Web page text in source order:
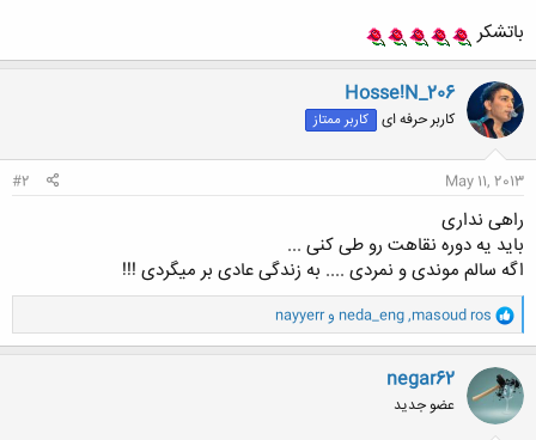
باتشکر
Hosse!N_206
کاربر حرفه ای کاربر ممتاز
May 11, 2013
#2
راهی نداری
باید یه دوره نقاهت رو طی کنی ...
اگه سالم موندی و نمردی .... به زندگی عادی بر میگردی !!!
و
ا
ک
ن
ش
ه
ا
masoud ros
,
neda_eng وnayyerr
negar62
عضو جدید